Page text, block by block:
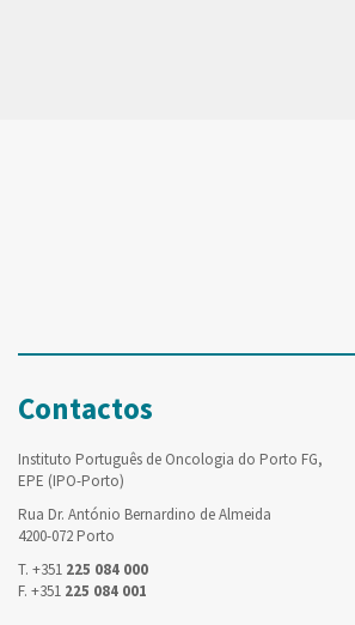
Contactos
Instituto Português de Oncologia do Porto FG,
EPE (IPO-Porto)
Rua Dr. António Bernardino de Almeida
4200-072 Porto
T. +351 225 084 000
F. +351 225 084 001